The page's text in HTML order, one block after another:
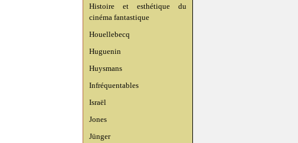
Histoire et esthétique du
cinéma fantastique
Houellebecq
Huguenin
Huysmans
Infréquentables
Israël
Jones
Jünger